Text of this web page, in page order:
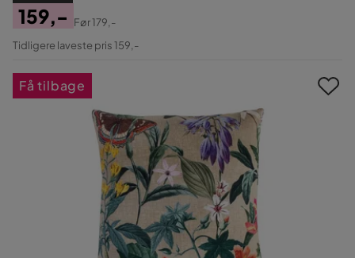
Pris
159,-
Original
Før179,-
Tidligere laveste pris 159,-
Få tilbage